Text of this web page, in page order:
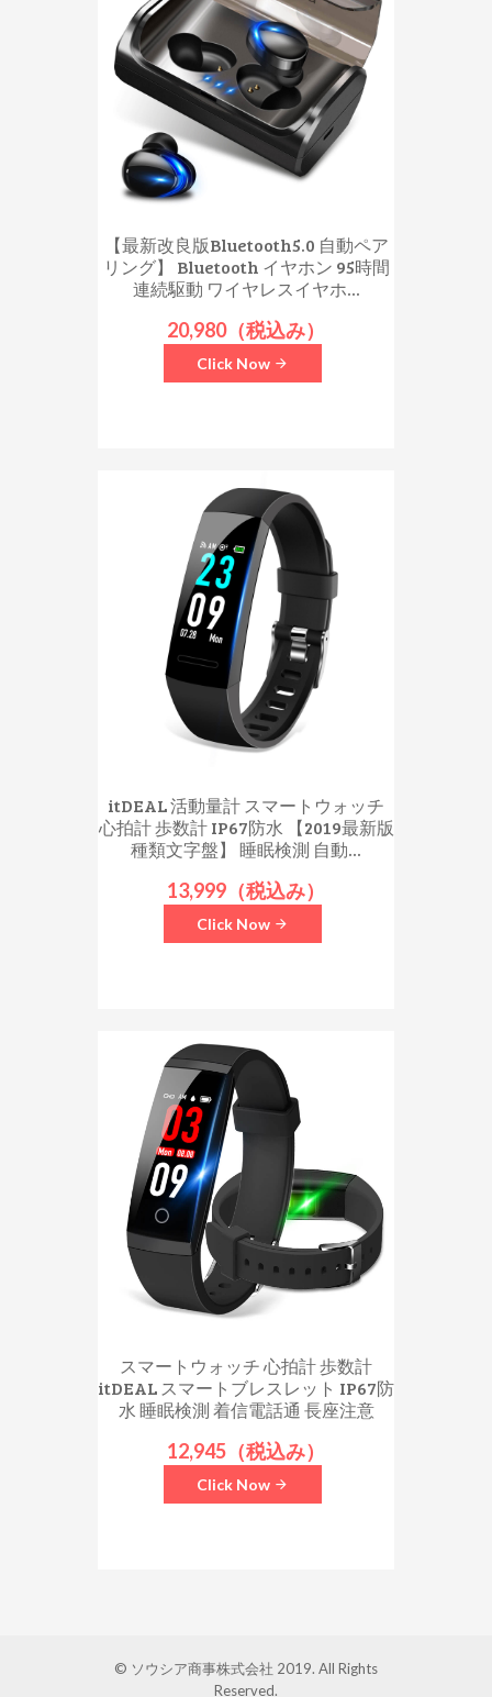
【最新改良版Bluetooth5.0 自動ペア
リング】 Bluetooth イヤホン 95時間
連続駆動 ワイヤレスイヤホ...
20,980（税込み）
Click Now
itDEAL 活動量計 スマートウォッチ
心拍計 歩数計 IP67防水 【2019最新版
種類文字盤】 睡眠検測 自動...
13,999（税込み）
Click Now
スマートウォッチ 心拍計 歩数計
itDEAL スマートブレスレット IP67防
水 睡眠検測 着信電話通 長座注意
12,945（税込み）
Click Now
© ソウシア商事株式会社 2019. All Rights
Reserved.